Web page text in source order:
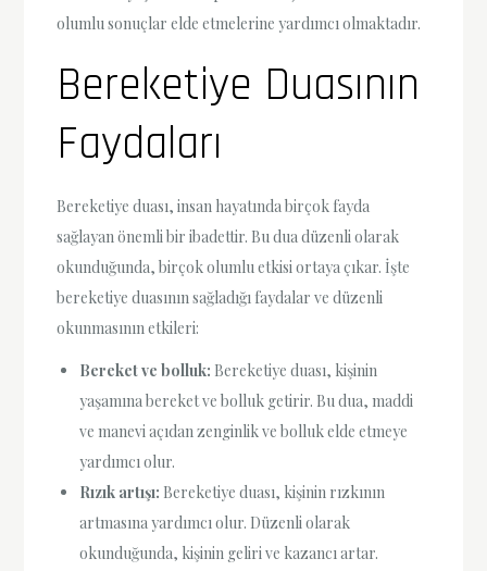
olumlu sonuçlar elde etmelerine yardımcı olmaktadır.
Bereketiye Duasının
Faydaları
Bereketiye duası, insan hayatında birçok fayda
sağlayan önemli bir ibadettir. Bu dua düzenli olarak
okunduğunda, birçok olumlu etkisi ortaya çıkar. İşte
bereketiye duasının sağladığı faydalar ve düzenli
okunmasının etkileri:
Bereket ve bolluk: Bereketiye duası, kişinin
yaşamına bereket ve bolluk getirir. Bu dua, maddi
ve manevi açıdan zenginlik ve bolluk elde etmeye
yardımcı olur.
Rızık artışı: Bereketiye duası, kişinin rızkının
artmasına yardımcı olur. Düzenli olarak
okunduğunda, kişinin geliri ve kazancı artar.